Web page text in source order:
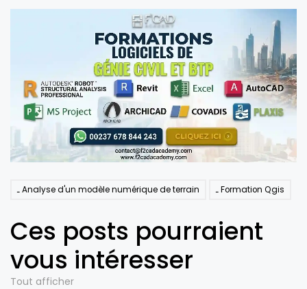
Analyse d'un modèle numérique de terrain Formation Qgis
Ces posts pourraient
vous intéresser
Tout afficher